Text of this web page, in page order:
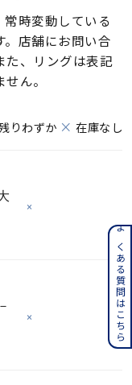
時変動している
店舗にお問い合
た、リングは表記
ん。
りわずか × 在庫なし
×
× よくある質問はこちら